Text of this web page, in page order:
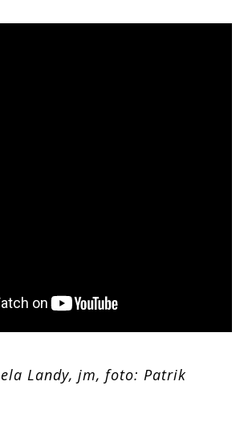
Landy, jm, foto: Patrik